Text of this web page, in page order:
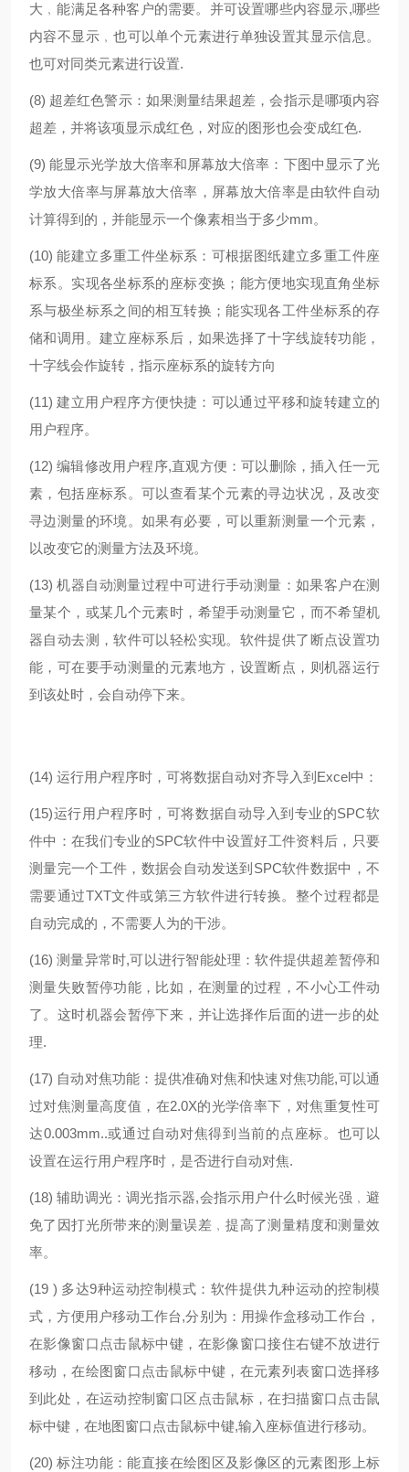
大﹐能满足各种客户的需要。并可设置哪些内容显示,哪些
内容不显示﹐也可以单个元素进行单独设置其显示信息。
也可对同类元素进行设置.
(8) 超差红色警示：如果测量结果超差，会指示是哪项内容
超差，并将该项显示成红色，对应的图形也会变成红色.
(9) 能显示光学放大倍率和屏幕放大倍率：下图中显示了光
学放大倍率与屏幕放大倍率，屏幕放大倍率是由软件自动
计算得到的，并能显示一个像素相当于多少mm。
(10) 能建立多重工件坐标系：可根据图纸建立多重工件座
标系。实现各坐标系的座标变换；能方便地实现直角坐标
系与极坐标系之间的相互转换；能实现各工件坐标系的存
储和调用。建立座标系后，如果选择了十字线旋转功能，
十字线会作旋转，指示座标系的旋转方向
(11) 建立用户程序方便快捷：可以通过平移和旋转建立的
用户程序。
(12) 编辑修改用户程序,直观方便：可以删除，插入任一元
素，包括座标系。可以查看某个元素的寻边状况，及改变
寻边测量的环境。如果有必要，可以重新测量一个元素，
以改变它的测量方法及环境。
(13) 机器自动测量过程中可进行手动测量：如果客户在测
量某个，或某几个元素时，希望手动测量它，而不希望机
器自动去测，软件可以轻松实现。软件提供了断点设置功
能，可在要手动测量的元素地方，设置断点，则机器运行
到该处时，会自动停下来。
(14) 运行用户程序时，可将数据自动对齐导入到Excel中：
(15)运行用户程序时，可将数据自动导入到专业的SPC软
件中：在我们专业的SPC软件中设置好工件资料后，只要
测量完一个工件，数据会自动发送到SPC软件数据中，不
需要通过TXT文件或第三方软件进行转换。整个过程都是
自动完成的，不需要人为的干涉。
(16)测量异常时,可以进行智能处理：软件提供超差暂停和
测量失败暂停功能，比如，在测量的过程，不小心工件动
了。这时机器会暂停下来，并让选择作后面的进一步的处
理.
(17) 自动对焦功能：提供准确对焦和快速对焦功能,可以通
过对焦测量高度值，在2.0X的光学倍率下，对焦重复性可
达0.003mm..或通过自动对焦得到当前的点座标。也可以
设置在运行用户程序时，是否进行自动对焦.
(18)辅助调光：调光指示器,会指示用户什么时候光强﹐避
免了因打光所带来的测量误差﹐提高了测量精度和测量效
率。
(19 ) 多达9种运动控制模式：软件提供九种运动的控制模
式，方便用户移动工作台,分别为：用操作盒移动工作台，
在影像窗口点击鼠标中键，在影像窗口接住右键不放进行
移动，在绘图窗口点击鼠标中键，在元素列表窗口选择移
到此处，在运动控制窗口区点击鼠标，在扫描窗口点击鼠
标中键，在地图窗口点击鼠标中键,输入座标值进行移动。
(20)标注功能：能直接在绘图区及影像区的元素图形上标